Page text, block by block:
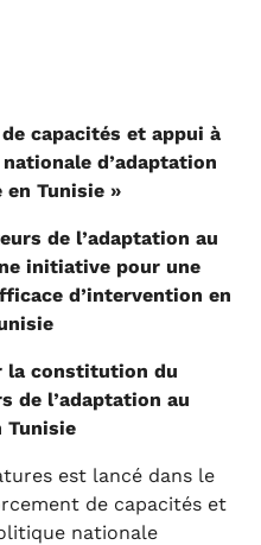
capacités et appui à
d’adaptation
Tunisie »
de l’adaptation au
initiative pour une
d’intervention en
la constitution du
de l’adaptation au
Tunisie
est lancé dans le
de capacités et
nationale